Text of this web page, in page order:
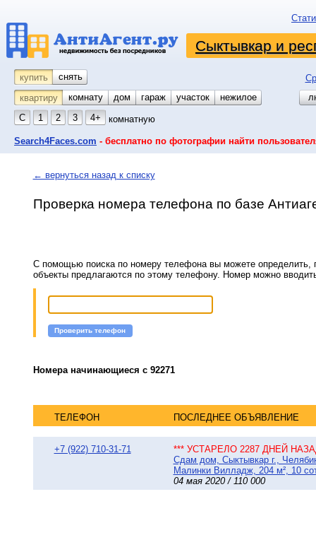
Сыктывкар и
купить снять
квартиру
комнату койко-место
дом гараж участок
нежилое
С
1 2 3 4+ комнатную
Search4Faces.com - бесплатно по фотографии найти
← вернуться назад к списку
Проверка номера телефона по базе
С помощью поиска по номеру телефона вы можете определить,
объекты предлагаются по этому телефону. Номер можно
Проверить телефон
Номера начинающиеся с 92271
ТЕЛЕФОН ПОСЛЕДНЕЕ ОБЪЯВЛЕНИЕ
+7 (922) 710-31-71
*** УСТАРЕЛО 2287 ДНЕЙ
Сдам дом, Сыктывкар г.,
Малинки Вилладж, 204 м², 10
04 мая 2020 / 110 000